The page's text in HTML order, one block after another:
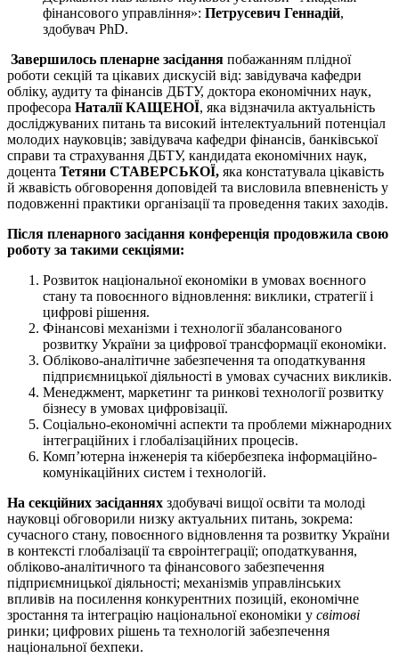
фінансового управління»: Петрусевич Геннадій,
здобувач PhD.
Завершилось пленарне засідання побажанням плідної
роботи секцій та цікавих дискусій від: завідувача кафедри
обліку, аудиту та фінансів ДБТУ, доктора економічних наук,
професора Наталії КАЩЕНОЇ, яка відзначила актуальність
досліджуваних питань та високий інтелектуальний потенціал
молодих науковців; завідувача кафедри фінансів, банківської
справи та страхування ДБТУ, кандидата економічних наук,
доцента Тетяни СТАВЕРСЬКОЇ, яка констатувала цікавість
й жвавість обговорення доповідей та висловила впевненість у
подовженні практики організації та проведення таких заходів.
Після пленарного засідання конференція продовжила свою
роботу за такими секціями:
Розвиток національної економіки в умовах воєнного
стану та повоєнного відновлення: виклики, стратегії і
цифрові рішення.
Фінансові механізми і технології збалансованого
розвитку України за цифрової трансформації економіки.
Обліково-аналітичне забезпечення та оподаткування
підприємницької діяльності в умовах сучасних викликів.
Менеджмент, маркетинг та ринкові технології розвитку
бізнесу в умовах цифровізації.
Соціально-економічні аспекти та проблеми міжнародних
інтеграційних і глобалізаційних процесів.
Комп’ютерна інженерія та кібербезпека інформаційно-
комунікаційних систем і технологій.
На секційних засіданнях здобувачі вищої освіти та молоді
науковці обговорили низку актуальних питань, зокрема:
сучасного стану, повоєнного відновлення та розвитку України
в контексті глобалізації та євроінтеграції; оподаткування,
обліково-аналітичного та фінансового забезпечення
підприємницької діяльності; механізмів управлінських
впливів на посилення конкурентних позицій, економічне
зростання та інтеграцію національної економіки у світові
ринки; цифрових рішень та технологій забезпечення
національної бехпеки.